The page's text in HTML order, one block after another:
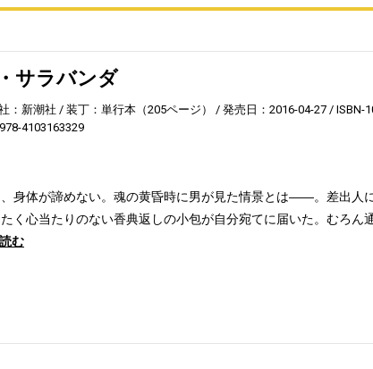
サラバンダ
：新潮社 装丁：単行本（205ページ） 発売日：2016-04-27
ISBN-
4103163329
身体が諦めない。魂の黄昏時に男が見た情景とは――。差出人に
く心当たりのない香典返しの小包が自分宛てに届いた。むろん
む